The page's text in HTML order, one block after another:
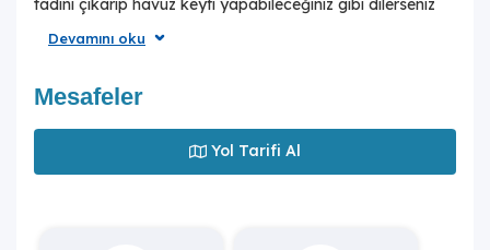
tadını çıkarıp havuz keyfi yapabileceğiniz gibi dilerseniz
Havuz ve bahçe alanına açılan salonu ve tam donanımlı
kişilik yatak ve banyo; ikinci yatak odasında iki adet
merkezleri ve restaurantlara da yakın olan villamız tatil
beklentilerinize cevap verebilecek seçeneklerimizdendir.
Ailelerin oldukça konforlu bir tatil geçirebileceği
Devamını oku
Mesafeler
Yol Tarifi Al